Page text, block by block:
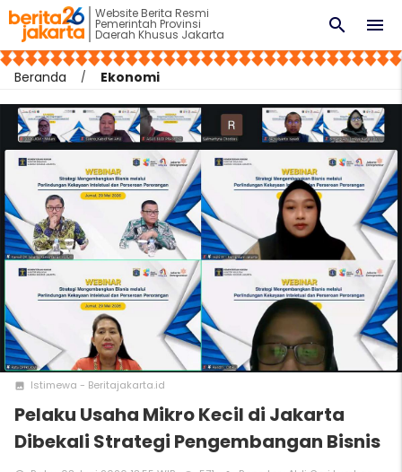
Website Berita Resmi
Pemerintah Provinsi
Daerah Khusus Jakarta menu
search
Beranda Ekonomi
photo Istimewa - Beritajakarta.id
Pelaku Usaha Mikro Kecil di Jakarta
Dibekali Strategi Pengembangan Bisnis